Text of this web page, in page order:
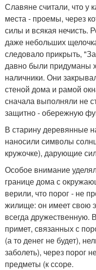
Славяне считали, что у
места - проемы, через
силы и всякая нечисть.
даже небольших
следовало прикрыть,
давно были придуманы
наличники. Они
стеной дома и рамой
сначала выполняли не
защитно - обережную
В старину деревянные
наносили символы
кружочке), дарующие
Особое внимание
границе дома с
верили, что порог - не
жилище: он имеет свою
всегда дружественную.
примет, связанных с
(а то денег не будет),
заболеть), через порог
предметы (к ссоре.